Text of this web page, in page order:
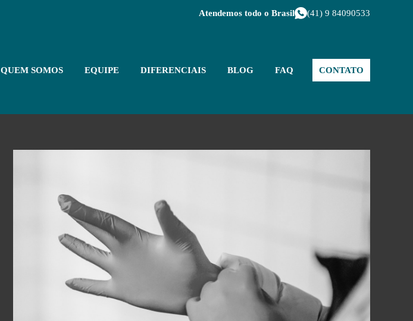
Atendemos todo o Brasil (41) 9 84090533
QUEM SOMOS EQUIPE DIFERENCIAIS BLOG FAQ CONTATO